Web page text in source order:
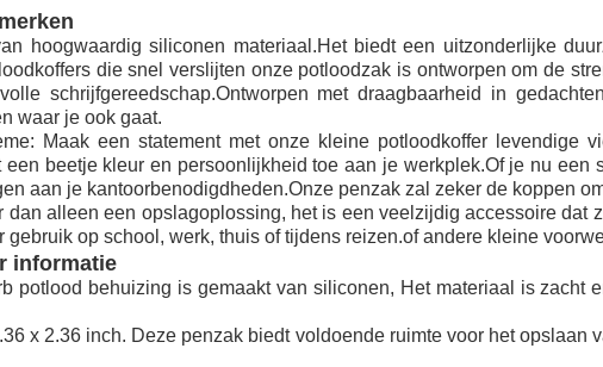
hoogwaardig siliconen materiaal.Het biedt een uitzonderlijke
die snel verslijten onze potloodzak is ontworpen om de
schrijfgereedschap.Ontworpen met draagbaarheid in
waar je ook gaat.
Maak een statement met onze kleine potloodkoffer levendige
beetje kleur en persoonlijkheid toe aan je werkplek.Of je nu
aan je kantoorbenodigdheden.Onze penzak zal zeker de koppen
dan alleen een opslagoplossing, het is een veelzijdig accessoire
op school, werk, thuis of tijdens reizen.of andere kleine
informatie
potlood behuizing is gemaakt van siliconen, Het materiaal is
x 2.36 inch. Deze penzak biedt voldoende ruimte voor het